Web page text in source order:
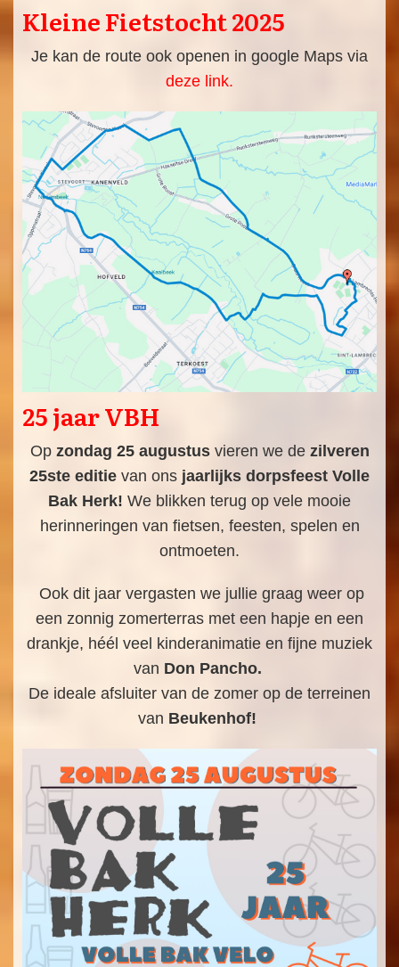
Kleine Fietstocht 2025
Je kan de route ook openen in google Maps via
deze link.
25 jaar VBH
Op zondag 25 augustusvieren we de zilveren
25ste editie van ons jaarlijks dorpsfeest Volle
Bak Herk! We blikken terug op vele mooie
herinneringen van fietsen, feesten, spelen en
ontmoeten.
Ook dit jaar vergasten we jullie graag weer op
een zonnig zomerterras met een hapje en een
drankje, héél veel kinderanimatie en fijne muziek
van Don Pancho.
De ideale afsluiter van de zomer op de terreinen
van Beukenhof!